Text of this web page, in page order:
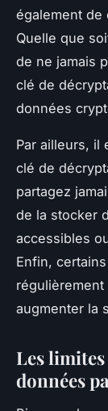
également de
Quelle que
de ne jamais
clé de
données
Par ailleurs, il
clé de
partagez
de la stocker
accessibles
Enfin,
augmenter la
Les
données